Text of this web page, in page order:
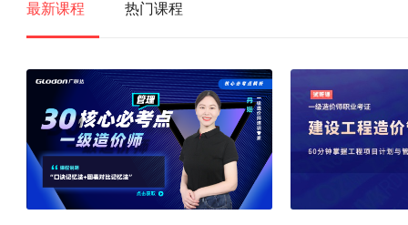
最新课程 热门课程